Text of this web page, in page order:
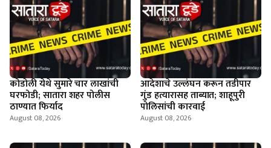
कोडोली येथे सुमारे चार लाखांची
घरफोडी; सातारा शहर पोलीस
ठाण्यात फिर्याद
August 08, 2026
आदेशाचे उल्लंघन करून तडीपार
गुंड हत्यारासह ताब्यात; शाहूपुरी
पोलिसांची कारवाई
August 08, 2026